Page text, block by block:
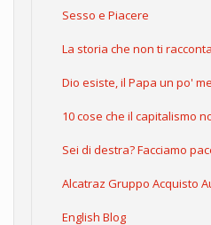
Sesso e Piacere
La storia che non ti
Dio esiste, il Papa un po'
10 cose che il capitalismo
Sei di destra? Facciamo
Alcatraz Gruppo Acquisto
English Blog